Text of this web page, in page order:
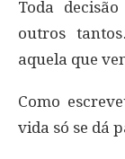
Toda
outros
aquela que
Como
vida só se dá